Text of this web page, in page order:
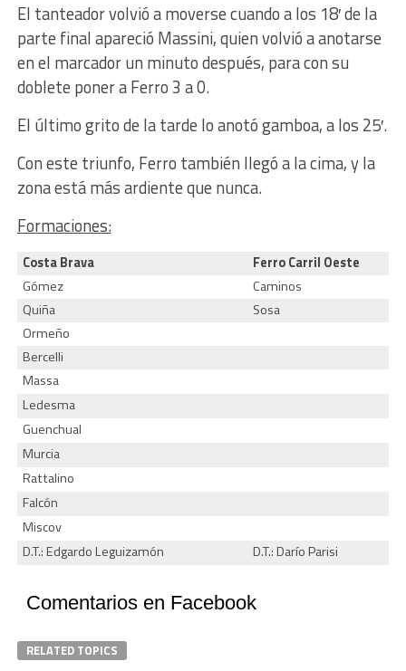
El tanteador volvió a moverse cuando a los 18′ de la
parte final apareció Massini, quien volvió a anotarse
en el marcador un minuto después, para con su
doblete poner a Ferro 3 a 0.
El último grito de la tarde lo anotó gamboa, a los 25′.
Con este triunfo, Ferro también llegó a la cima, y la
zona está más ardiente que nunca.
Formaciones:
Costa Brava
Ferro Carril Oeste
Gómez
Caminos
Quiña
Sosa
Ormeño
Bercelli
Massa
Ledesma
Guenchual
Murcia
Rattalino
Falcón
Miscov
D.T.: Edgardo Leguizamón
D.T.: Darío Parisi
Comentarios en Facebook
RELATED TOPICS